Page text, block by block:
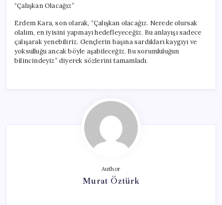
“Çalışkan Olacağız”
Erdem Kara, son olarak, “Çalışkan olacağız. Nerede olursak
olalım, en iyisini yapmayı hedefleyeceğiz. Bu anlayışı sadece
çalışarak yenebiliriz. Gençlerin başına sardıkları kaygıyı ve
yoksulluğu ancak böyle aşabileceğiz. Bu sorumluluğun
bilincindeyiz” diyerek sözlerini tamamladı.
Author
Murat Öztürk